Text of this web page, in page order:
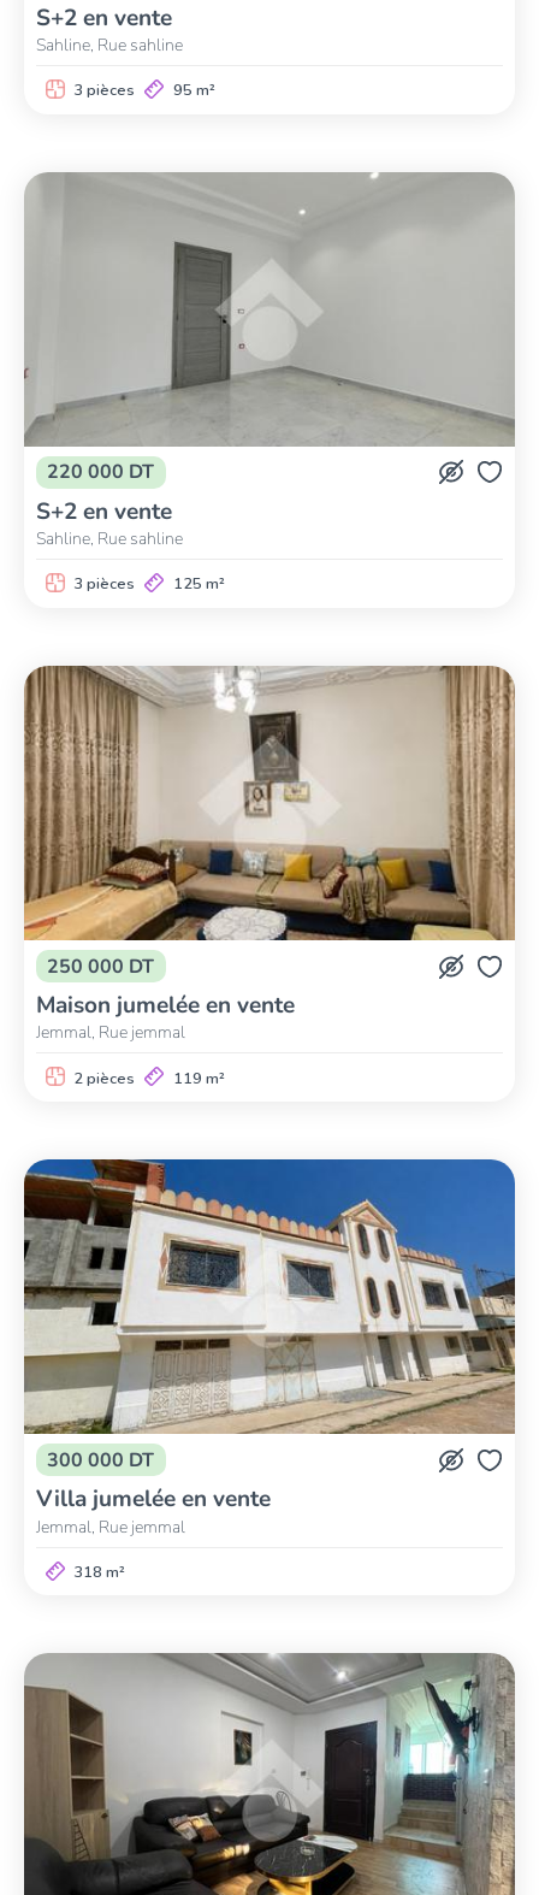
S+2 en vente
Sahline, Rue sahline
3 pièces 95 m²
220 000 DT
S+2 en vente
Sahline, Rue sahline
3 pièces 125 m²
250 000 DT
Maison jumelée en vente
Jemmal, Rue jemmal
2 pièces 119 m²
300 000 DT
Villa jumelée en vente
Jemmal, Rue jemmal
318 m²